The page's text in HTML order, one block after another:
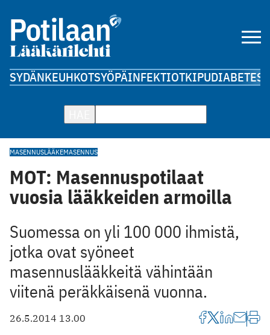
SYDÄNKEUHKOTSYÖPÄINFEKTIOTKIPUDIABETES
MASENNUSLÄÄKEMASENNUS
MOT: Masennuspotilaat
vuosia lääkkeiden armoilla
Suomessa on yli 100 000 ihmistä,
jotka ovat syöneet
masennuslääkkeitä vähintään
viitenä peräkkäisenä vuonna.
26.5.2014 13.00